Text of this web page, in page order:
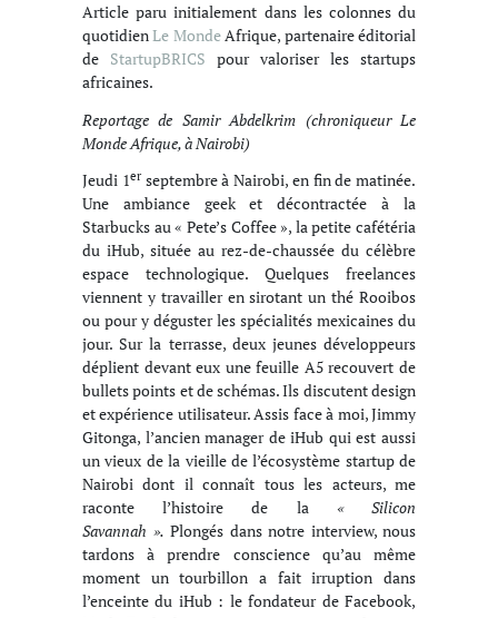
Article paru initialement dans les colonnes du
quotidienLe MondeAfrique, partenaire éditorial
de StartupBRICS pour valoriser les startups
africaines.
Reportage de Samir Abdelkrim (chroniqueur Le
Monde Afrique, à Nairobi)
Jeudi 1erseptembre à Nairobi, en fin de matinée.
Une ambiance geek et décontractée à la
Starbucks au « Pete’s Coffee », la petite cafétéria
du iHub, située au rez-de-chaussée du célèbre
espace technologique. Quelques freelances
viennent y travailler en sirotant un thé Rooibos
ou pour y déguster les spécialités mexicaines du
jour. Sur la terrasse, deux jeunes développeurs
déplient devant eux une feuille A5 recouvert de
bullets points et de schémas. Ils discutent design
et expérience utilisateur. Assis face à moi, Jimmy
Gitonga, l’ancien manager de iHub qui est aussi
un vieux de la vieille de l’écosystème startup de
Nairobi dont il connaît tous les acteurs, me
raconte l’histoire de la « Silicon
Savannah ». Plongés dans notre interview, nous
tardons à prendre conscience qu’au même
moment un tourbillon a fait irruption dans
l’enceinte du iHub : le fondateur de Facebook,